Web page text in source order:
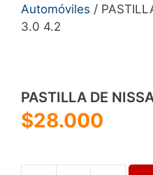
Automóviles /
3.0 4.2
PASTILLA DE
$28.000